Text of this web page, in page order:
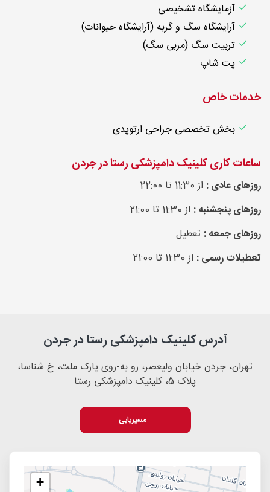
آزمایشگاه تشخیصی
آرایشگاه سگ و گربه (آرایشگاه حیوانات)
تربیت سگ (مربی سگ)
پت شاپ
خدمات خاص
بخش تخصصی جراحی ارتوپدی
ساعات کاری کلینیک دامپزشکی رستا در جردن
روزهای عادی : از 11:30 تا 22:00
روزهای پنجشنبه : از 11:30 تا 21:00
روزهای جمعه : تعطیل
تعطیلات رسمی : از 11:30 تا 21:00
آدرس کلینیک دامپزشکی رستا در جردن
تهران، جردن خیابان ولیعصر، رو به-روی پارک ملت، خ شناسا،
پلاک 5، کلینیک دامپزشکی رستا
مسیریابی
+